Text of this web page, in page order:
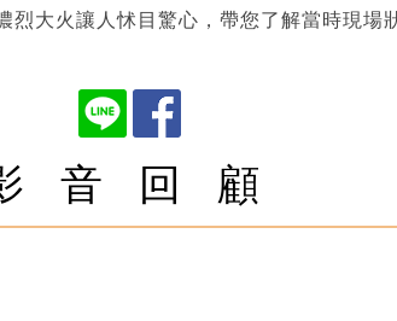
大火讓人怵目驚心，帶您了解當時現場
音 回 顧